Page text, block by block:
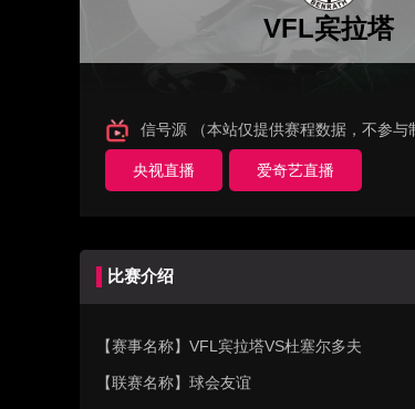
VFL宾拉塔
信号源 （本站仅提供赛程数据，不参与
央视直播 爱奇艺直播
比赛介绍
【赛事名称】 VFL宾拉塔VS杜塞尔多夫
【联赛名称】 球会友谊